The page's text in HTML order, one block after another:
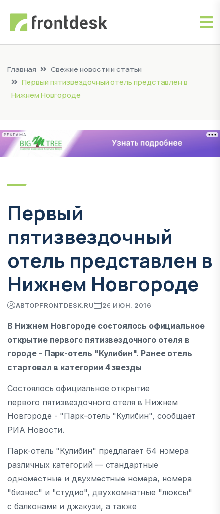
Главная
Свежие новости и статьи
Первый пятизвездочный отель представлен в
Нижнем Новгороде
РЕКЛАМА
Первый
пятизвездочный
отель представлен в
Нижнем Новгороде
АВТОРFRONTDESK.RU 26 ИЮН. 2016
В Нижнем Новгороде состоялось официальное
открытие первого пятизвездочного отеля в
городе - Парк-отель "Кулибин". Ранее отель
стартовал в категории 4 звезды
Состоялось официальное открытие
первого пятизвездочного отеля в Нижнем
Новгороде - "Парк-отель "Кулибин", сообщает
РИА Новости.
Парк-отель "Кулибин" предлагает 64 номера
различных категорий — стандартные
одноместные и двухместные номера, номера
"бизнес" и "студио", двухкомнатные "люксы"
с балконами и джакузи, а также